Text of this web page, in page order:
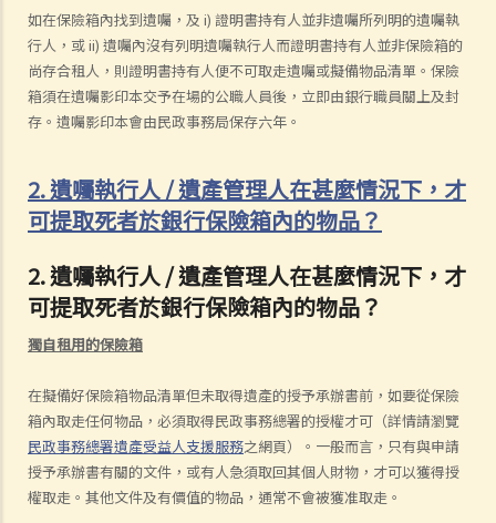
如在保險箱內找到遺囑，及 i) 證明書持有人並非遺囑所列明的遺囑執
行人，或 ii) 遺囑內沒有列明遺囑執行人而證明書持有人並非保險箱的
尚存合租人，則證明書持有人便不可取走遺囑或擬備物品清單。保險
箱須在遺囑影印本交予在場的公職人員後，立即由銀行職員關上及封
存。遺囑影印本會由民政事務局保存六年。
2. 遺囑執行人 / 遺產管理人在甚麼情況下，才
可提取死者於銀行保險箱內的物品？
2. 遺囑執行人 / 遺產管理人在甚麼情況下，才
可提取死者於銀行保險箱內的物品？
獨自租用的保險箱
在擬備好保險箱物品清單但未取得遺產的授予承辦書前，如要從保險
箱內取走任何物品，必須取得民政事務總署的授權才可（詳情請瀏覽
民政事務總署遺產受益人支援服務之網頁）。一般而言，只有與申請
授予承辦書有關的文件，或有人急須取回其個人財物，才可以獲得授
權取走。其他文件及有價值的物品，通常不會被獲准取走。